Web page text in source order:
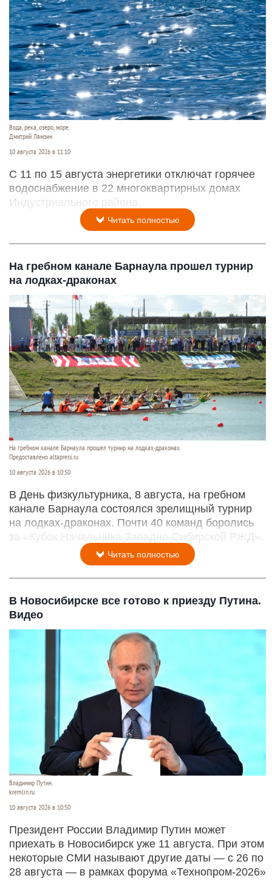
Вода, река, озеро, море.
Дмитрий Лямзин
10 августа 2026 в 11:10
С 11 по 15 августа энергетики отключат горячее
водоснабжение в 22 многоквартирных домах
Индустриального района.
Читать полностью
На гребном канале Барнаула прошел турнир
на лодках-драконах
На гребном канале Барнаула прошел турнир на лодках-драконах.
Предоставлено altapress.ru
10 августа 2026 в 10:50
В День физкультурника, 8 августа, на гребном
канале Барнаула состоялся зрелищный турнир
на лодках-драконах. Почти 40 команд боролись
за «Кубок Начальника Западно-Сибирской РЖД».
Читать полностью
В Новосибирске все готово к приезду Путина.
Видео
Владимир Путин.
kremlin.ru
10 августа 2026 в 10:50
Президент России Владимир Путин может
приехать в Новосибирск уже 11 августа. При этом
некоторые СМИ называют другие даты — с 26 по
28 августа — в рамках форума «Технопром-2026»